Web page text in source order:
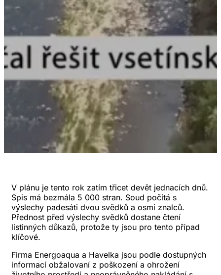
V plánu je tento rok zatím třicet devět jednacích dnů.
Spis má bezmála 5 000 stran. Soud počítá s
výslechy padesáti dvou svědků a osmi znalců.
Přednost před výslechy svědků dostane čtení
listinných důkazů, protože ty jsou pro tento případ
klíčové.
Firma Energoaqua a Havelka jsou podle dostupných
informací obžalovaní z poškození a ohrožení